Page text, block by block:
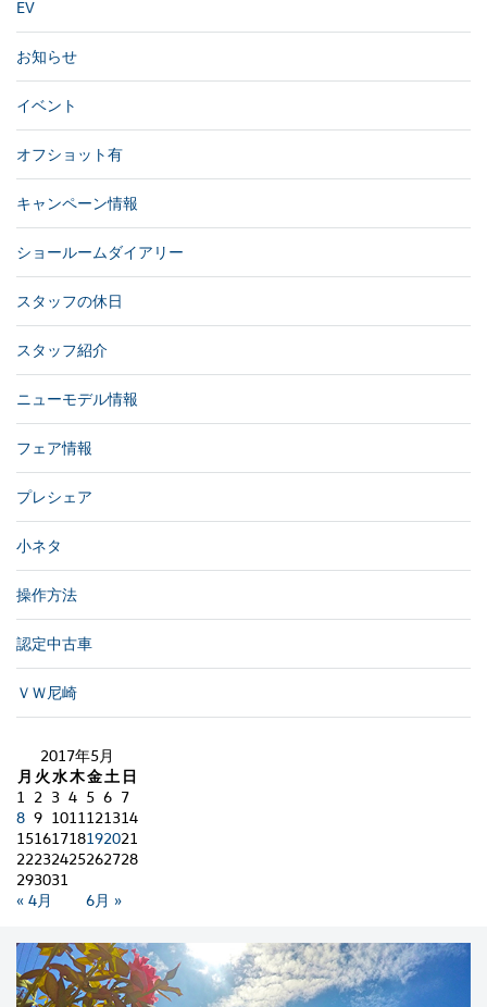
EV
お知らせ
イベント
オフショット有
キャンペーン情報
ショールームダイアリー
スタッフの休日
スタッフ紹介
ニューモデル情報
フェア情報
プレシェア
小ネタ
操作方法
認定中古車
ＶＷ尼崎
2017年5月
月 火水木金土 日
« 4月 6月 »
1 2 3 4 5 6 7
8 9 1011121314
15161718192021
22232425262728
293031